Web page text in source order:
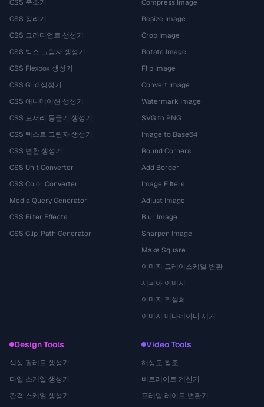
CSS 축소기
CSS 정리기
CSS 그라디언트 생성기
CSS 박스 그림자 생성기
CSS Flexbox 생성기
CSS Grid 생성기
CSS 애니메이션 생성기
CSS 모서리 둥글기 생성기
CSS 텍스트 그림자 생성기
CSS 변환 생성기
CSS Unit Converter
CSS Color Converter
Media Query Generator
CSS Filter Effects
CSS Clip-Path Generator
Compress Image
Resize Image
Crop Image
Rotate Image
Flip Image
Convert Image
Watermark Image
SVG to PNG
Image to Base64
Round Corners
Add Border
Image Filters
Adjust Image
Blur Image
Sharpen Image
Make Square
이미지 그레이스케일 변환
세피아 이미지
이미지 픽셀화
이미지 메타데이터 제거
Design Tools
색상 팔레트 생성기
타입 스케일 생성기
간격 스케일 생성기
Video Tools
해상도 참조
비트레이트 계산기
프레임 레이트 변환기